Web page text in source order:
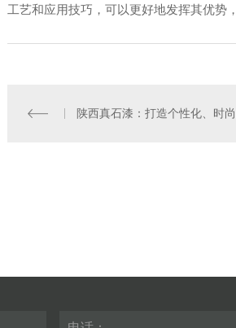
工艺和应用技巧，可以更好地发挥其优势